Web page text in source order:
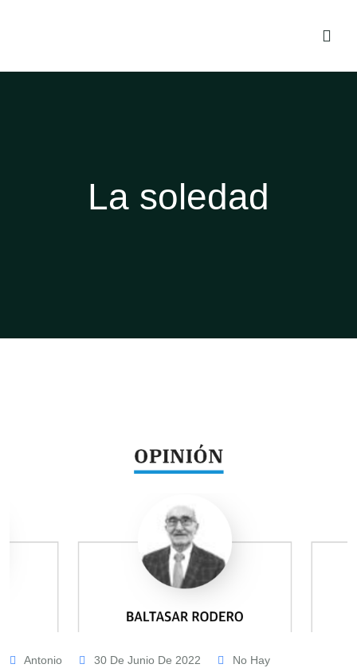
La soledad
Antonio 30 De Junio De 2022
No Hay